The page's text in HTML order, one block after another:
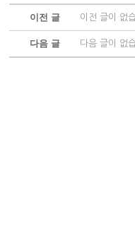
이전 글 이전 글이 없
다음 글 다음 글이 없